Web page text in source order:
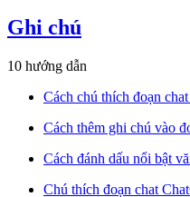
Ghi chú
10 hướng dẫn
Cách chú thích đoạn
Cách thêm ghi chú vào
Cách đánh dấu nổi bật
Chú thích đoạn chat